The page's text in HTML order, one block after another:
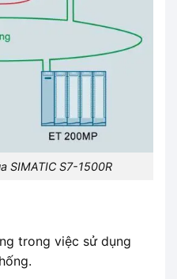
SIMATIC S7-1500R
trong việc sử dụng